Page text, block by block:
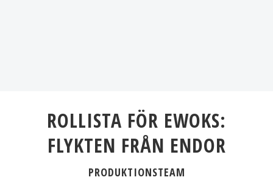
ROLLISTA FÖR EWOKS:
FLYKTEN FRÅN ENDOR
PRODUKTIONSTEAM